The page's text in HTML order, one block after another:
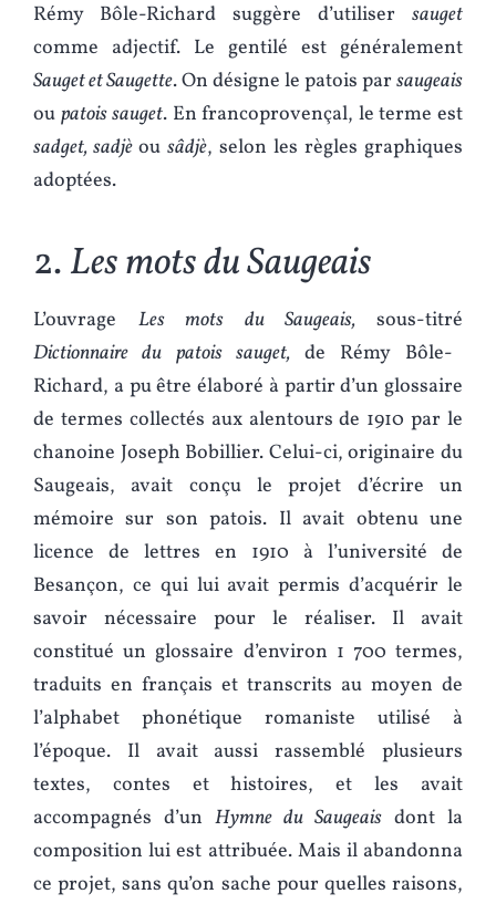
Rémy Bôle-Richard suggère d’utiliser sauget
comme adjectif. Le gentilé est généralement
Sauget et Saugette. On désigne le patois parsaugeais
ou patoissauget. En francoprovençal, le terme est
sadget, sadjè ou sâdjè, selon les règles graphiques
adoptées.
2.Les mots du Saugeais
L’ouvrage Les mots du Saugeais,sous-titré
Dictionnaire du patois sauget, de Rémy Bôle-
Richard, a pu être élaboré à partir d’un glossaire
de termes collectés aux alentours de 1910 par le
chanoine Joseph Bobillier. Celui-ci, originaire du
Saugeais, avait conçu le projet d’écrire un
mémoire sur son patois. Il avait obtenu une
licence de lettres en 1910 à l’université de
Besançon, ce qui lui avait permis d’acquérir le
savoir nécessaire pour le réaliser. Il avait
constitué un glossaire d’environ 1 700 termes,
traduits en français et transcrits au moyen de
l’alphabet phonétique romaniste utilisé à
l’époque. Il avait aussi rassemblé plusieurs
textes, contes et histoires, et les avait
accompagnés d’un Hymne du Saugeais dont la
composition lui est attribuée. Mais il abandonna
ce projet, sans qu’on sache pour quelles raisons,